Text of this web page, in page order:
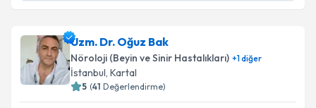
almanız için bir takvim hazırlandığında e-posta ile
bilgilendireceğiz.
E-posta Adresiniz
Uzm. Dr. Oğuz Bak
Nöroloji (Beyin ve Sinir Hastalıkları) +1diğer
İstanbul, Kartal
5 (41 Değerlendirme)